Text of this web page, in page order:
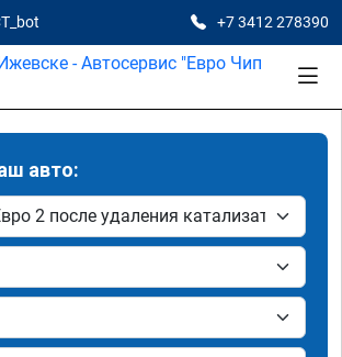
+7 3412 278390
авто: